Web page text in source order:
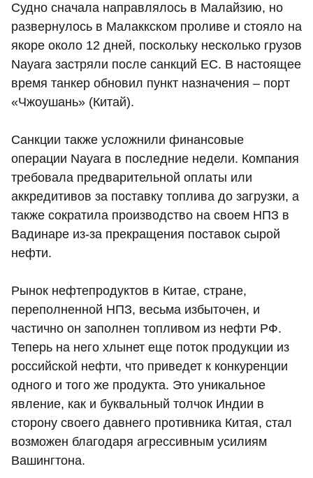
Судно сначала направлялось в Малайзию, но
развернулось в Малаккском проливе и стояло на
якоре около 12 дней, поскольку несколько грузов
Nayara застряли после санкций ЕС. В настоящее
время танкер обновил пункт назначения – порт
«Чжоушань» (Китай).
Санкции также усложнили финансовые
операции Nayara в последние недели. Компания
требовала предварительной оплаты или
аккредитивов за поставку топлива до загрузки, а
также сократила производство на своем НПЗ в
Вадинаре из-за прекращения поставок сырой
нефти.
Рынок нефтепродуктов в Китае, стране,
переполненной НПЗ, весьма избыточен, и
частично он заполнен топливом из нефти РФ.
Теперь на него хлынет еще поток продукции из
российской нефти, что приведет к конкуренции
одного и того же продукта. Это уникальное
явление, как и буквальный толчок Индии в
сторону своего давнего противника Китая, стал
возможен благодаря агрессивным усилиям
Вашингтона.